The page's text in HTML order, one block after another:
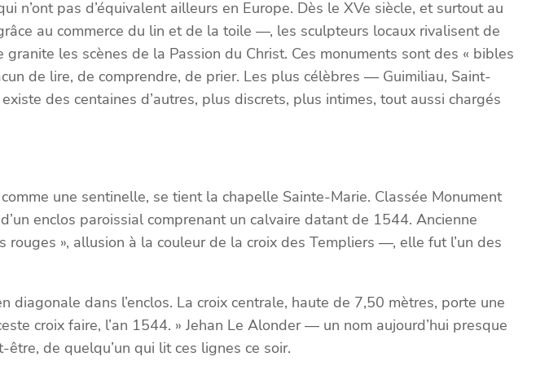
pas d’équivalent ailleurs en Europe. Dès le XVe siècle, et surtout au
au commerce du lin et de la toile —, les sculpteurs locaux rivalisent de
les scènes de la Passion du Christ. Ces monuments sont des « bibles
de lire, de comprendre, de prier. Les plus célèbres — Guimiliau, Saint-
des centaines d’autres, plus discrets, plus intimes, tout aussi chargés
une sentinelle, se tient la chapelle Sainte-Marie. Classée Monument
enclos paroissial comprenant un calvaire datant de 1544. Ancienne
», allusion à la couleur de la croix des Templiers —, elle fut l’un des
dans l’enclos. La croix centrale, haute de 7,50 mètres, porte une
croix faire, l’an 1544. » Jehan Le Alonder — un nom aujourd’hui presque
de quelqu’un qui lit ces lignes ce soir.